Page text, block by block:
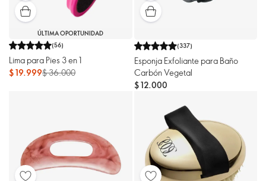
ÚLTIMA OPORTUNIDAD
(56)
Lima para Pies 3 en 1
$ 19.999$ 36.000
(337)
Esponja Exfoliante para Baño
Carbón Vegetal
$ 12.000